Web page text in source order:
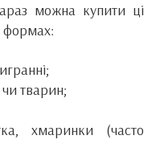
можна купити ці
формах:
тварин;
хмаринки (часто